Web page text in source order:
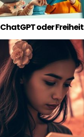
ChatGPT oder Freiheit